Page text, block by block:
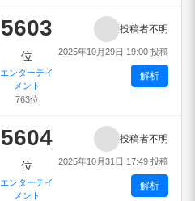
5603
位
エンターテイ
メント
763位
投稿者不明
2025年10月29日 19:00 投稿
解析
5604
位
エンターテイ
メント
投稿者不明
2025年10月31日 17:49 投稿
解析